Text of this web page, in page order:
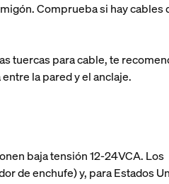
Comprueba si hay cables
tuercas para cable, te
la pared y el anclaje.
baja tensión 12-24VCA. Los
de enchufe) y, para Estados